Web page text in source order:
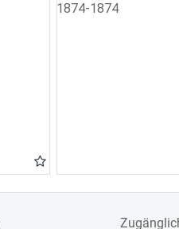
1874-1874